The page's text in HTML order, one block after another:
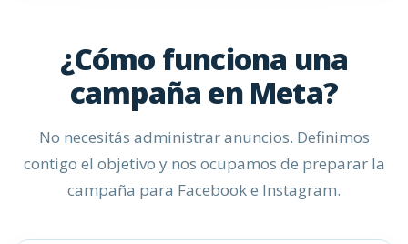
¿Cómo funciona una
campaña en Meta?
No necesitás administrar anuncios. Definimos
contigo el objetivo y nos ocupamos de preparar la
campaña para Facebook e Instagram.